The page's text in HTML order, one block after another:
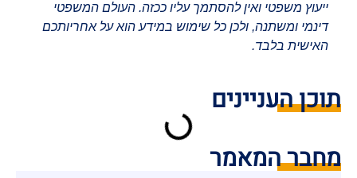
ייעוץ משפטי ואין להסתמך עליו ככזה. העולם המשפטי
דינמי ומשתנה, ולכן כל שימוש במידע הוא על אחריותכם
האישית בלבד.
תוכן העניינים
מחבר המאמר